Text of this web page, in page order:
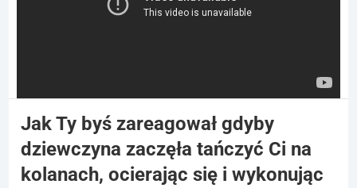
Jak Ty byś zareagował gdyby
dziewczyna zaczęła tańczyć Ci na
kolanach, ocierając się i wykonując